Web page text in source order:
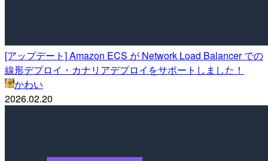
[アップデート] Amazon ECS が Network Load Balancer での
線形デプロイ・カナリアデプロイをサポートしました！
かわい
2026.02.20